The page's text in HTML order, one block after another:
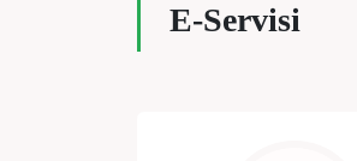
E-Servisi